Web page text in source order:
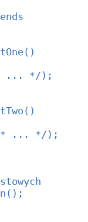
* ... */);
* ... */);